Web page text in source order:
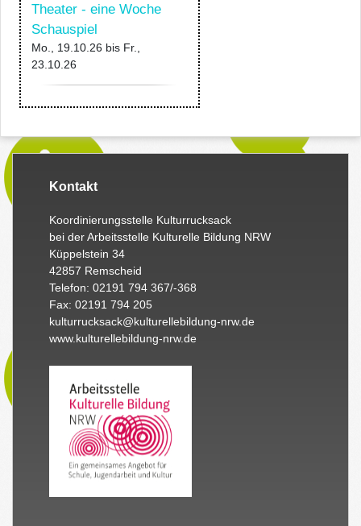
Theater - eine Woche
Schauspiel
Mo., 19.10.26 bis Fr.,
23.10.26
Kontakt
Koordinierungsstelle Kulturrucksack
bei der Arbeitsstelle Kulturelle Bildung NRW
Küppelstein 34
42857 Remscheid
Telefon: 02191 794 367/-368
Fax: 02191 794 205
kulturrucksack@kulturellebildung-nrw.de
www.kulturellebildung-nrw.de